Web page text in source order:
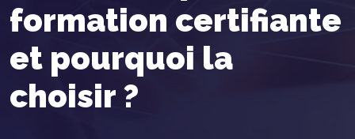
formation certifiante
et pourquoi la
choisir ?